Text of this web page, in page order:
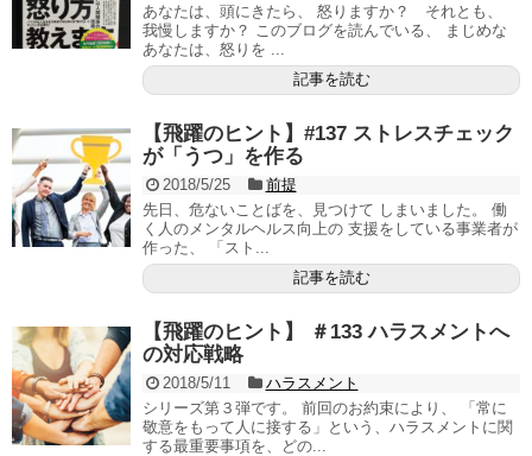
あなたは、頭にきたら、 怒りますか？ それとも、
我慢しますか？ このブログを読んでいる、 まじめな
あなたは、怒りを ...
記事を読む
【飛躍のヒント】#137 ストレスチェック
が「うつ」を作る
2018/5/25
前提
先日、危ないことばを、見つけて しまいました。 働
く人のメンタルヘルス向上の 支援をしている事業者が
作った、 「スト...
記事を読む
【飛躍のヒント】 ＃133 ハラスメントへ
の対応戦略
2018/5/11
ハラスメント
シリーズ第３弾です。 前回のお約束により、 「常に
敬意をもって人に接する」という、ハラスメントに関
する最重要事項を、どの...